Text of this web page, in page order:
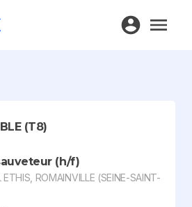
(T8)
(h/f)
ETHIS, ROMAINVILLE (SEINE-SAINT-